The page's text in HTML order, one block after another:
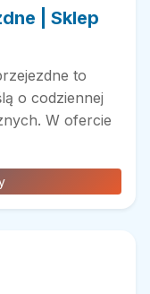
| Sklep
to
o codziennej
W ofercie